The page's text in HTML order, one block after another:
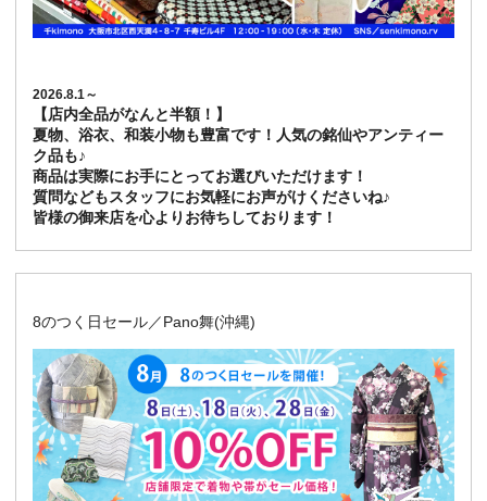
2026.8.1～
【店内全品がなんと半額！】
夏物、浴衣、和装小物も豊富です！人気の銘仙やアンティー
ク品も♪
商品は実際にお手にとってお選びいただけます！
質問などもスタッフにお気軽にお声がけくださいね♪
皆様の御来店を心よりお待ちしております！
8のつく日セール／Pano舞(沖縄)